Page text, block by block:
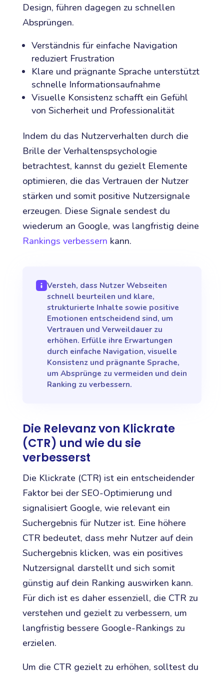
Design, führen dagegen zu schnellen
Absprüngen.
Verständnis für einfache Navigation
reduziert Frustration
Klare und prägnante Sprache unterstützt
schnelle Informationsaufnahme
Visuelle Konsistenz schafft ein Gefühl
von Sicherheit und Professionalität
Indem du das Nutzerverhalten durch die
Brille der Verhaltenspsychologie
betrachtest, kannst du gezielt Elemente
optimieren, die das Vertrauen der Nutzer
stärken und somit positive Nutzersignale
erzeugen. Diese Signale sendest du
wiederum an Google, was langfristig deine
Rankings verbessern kann.
Versteh, dass Nutzer Webseiten
schnell beurteilen und klare,
strukturierte Inhalte sowie positive
Emotionen entscheidend sind, um
Vertrauen und Verweildauer zu
erhöhen. Erfülle ihre Erwartungen
durch einfache Navigation, visuelle
Konsistenz und prägnante Sprache,
um Absprünge zu vermeiden und dein
Ranking zu verbessern.
Die Relevanz von Klickrate
(CTR) und wie du sie
verbesserst
Die Klickrate (CTR) ist ein entscheidender
Faktor bei der SEO-Optimierung und
signalisiert Google, wie relevant ein
Suchergebnis für Nutzer ist. Eine höhere
CTR bedeutet, dass mehr Nutzer auf dein
Suchergebnis klicken, was ein positives
Nutzersignal darstellt und sich somit
günstig auf dein Ranking auswirken kann.
Für dich ist es daher essenziell, die CTR zu
verstehen und gezielt zu verbessern, um
langfristig bessere Google-Rankings zu
erzielen.
Um die CTR gezielt zu erhöhen, solltest du